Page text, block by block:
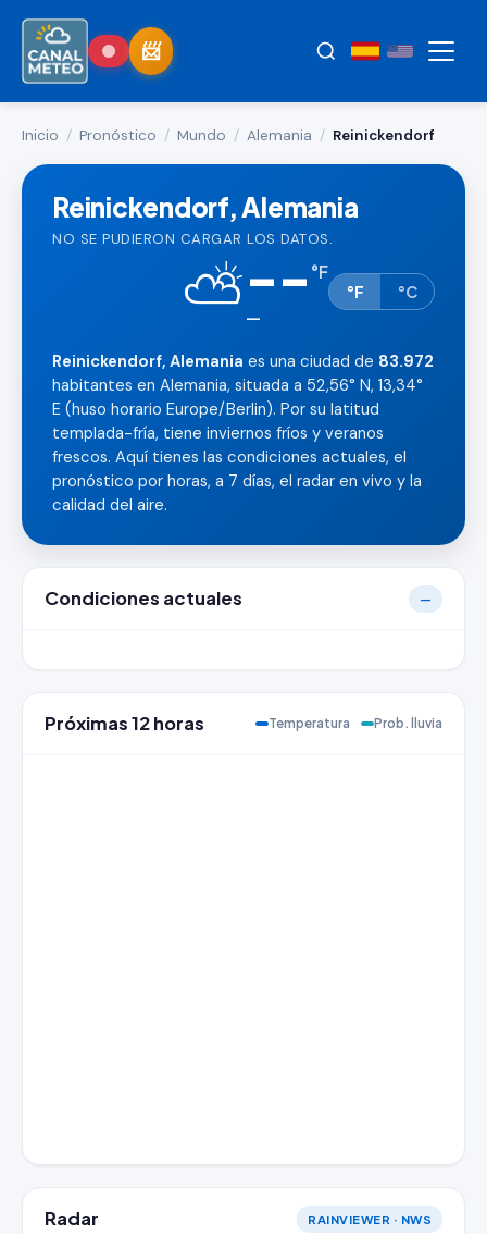
Inicio / Pronóstico / Mundo / Alemania / Reinickendorf
Reinickendorf, Alemania
NO SE PUDIERON CARGAR LOS DATOS.
⛅-- °F
—
°F °C
Reinickendorf, Alemania es una ciudad de 83.972
habitantes en Alemania, situada a 52,56° N, 13,34°
E (huso horario Europe/Berlin). Por su latitud
templada-fría, tiene inviernos fríos y veranos
frescos. Aquí tienes las condiciones actuales, el
pronóstico por horas, a 7 días, el radar en vivo y la
calidad del aire.
Condiciones actuales —
Próximas 12 horas Temperatura Prob. lluvia
Radar RAINVIEWER · NWS